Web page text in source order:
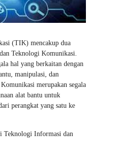
(TIK) mencakup dua
Teknologi Komunikasi.
hal yang berkaitan dengan
manipulasi, dan
merupakan segala
alat bantu untuk
perangkat yang satu ke
Teknologi Informasi dan